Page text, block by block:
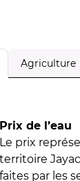
Agriculture
Prix de l’eau
Le prix
territoire
faites par les